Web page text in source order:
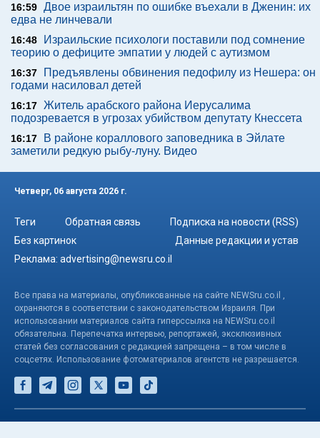
16:59 Двое израильтян по ошибке въехали в Дженин: их
едва не линчевали
16:48
Израильские психологи поставили под сомнение
теорию о дефиците эмпатии у людей с аутизмом
16:37
Предъявлены обвинения педофилу из Нешера: он
годами насиловал детей
16:17 Житель арабского района Иерусалима
подозревается в угрозах убийством депутату Кнессета
16:17
В районе кораллового заповедника в Эйлате
заметили редкую рыбу-луну. Видео
Четверг, 06 августа 2026 г.
Теги Обратная связь
Подписка на новости (RSS)
Без картинок
Данные редакции и устав
Реклама: advertising@newsru.co.il
Все права на материалы, опубликованные на сайте NEWSru.co.il ,
охраняются в соответствии с законодательством Израиля. При
использовании материалов сайта гиперссылка на NEWSru.co.il
обязательна. Перепечатка интервью, репортажей, эксклюзивных
статей без согласования с редакцией запрещена – в том числе в
соцсетях. Использование фотоматериалов агентств не разрешается.